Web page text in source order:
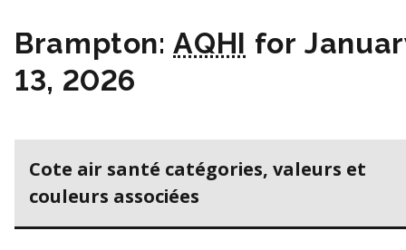
Brampton:AQHI for
13, 2026
Cote air santé catégories, valeurs et
couleurs associées